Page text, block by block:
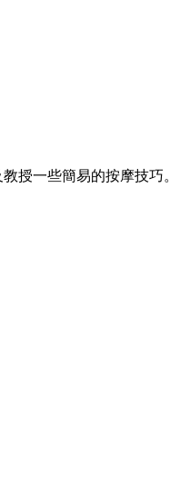
授一些簡易的按摩技巧。